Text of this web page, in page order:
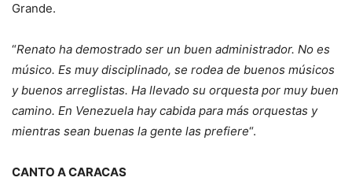
Grande.
“Renato ha demostrado ser un buen administrador. No es
músico. Es muy disciplinado, se rodea de buenos músicos
y buenos arreglistas. Ha llevado su orquesta por muy buen
camino. En Venezuela hay cabida para más orquestas y
mientras sean buenas la gente las prefiere“.
CANTO A CARACAS